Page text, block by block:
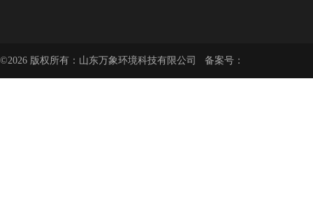
©2026 版权所有：山东万象环境科技有限公司 备案号：